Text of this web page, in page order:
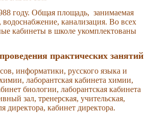
году. Общая площадь, занимаемая
канализация. Во всех
кабинеты в школе укомплектованы
практических занятий
информатики, русского языка и
лаборантская кабинета химии,
биологии, лаборантская кабинета
зал, тренерская, учительская,
директора, кабинет директора.